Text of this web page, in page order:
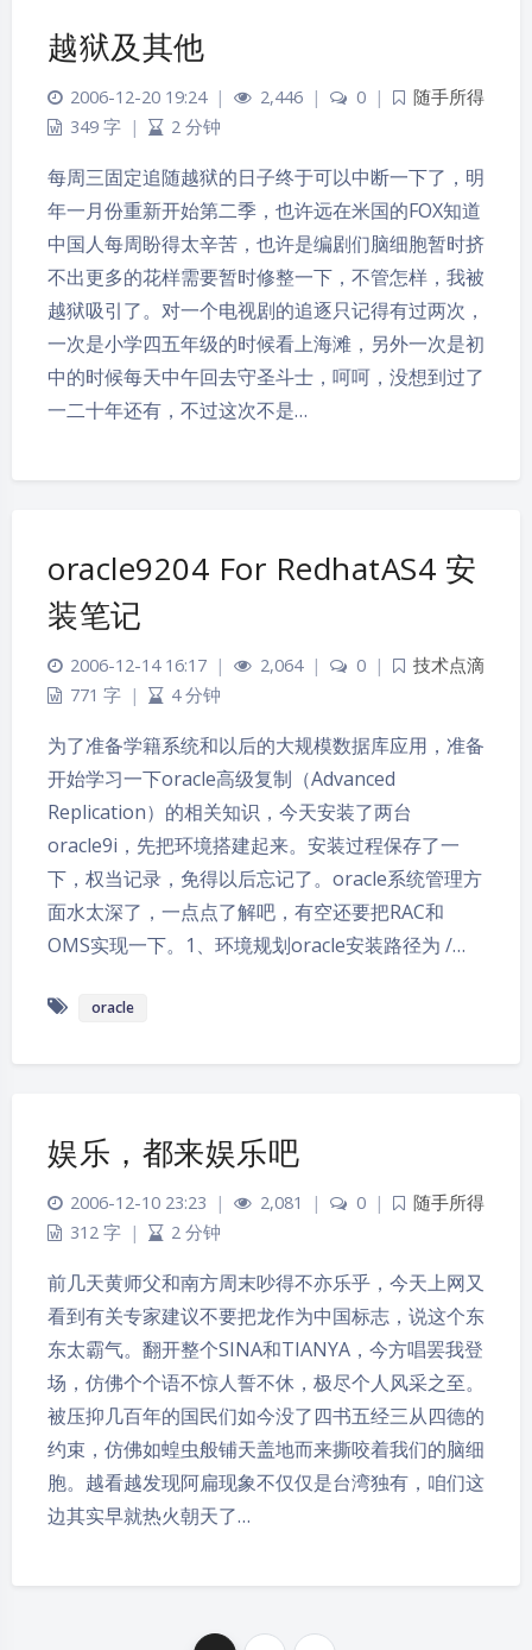
夜间模式
Sans Serif Serif
越狱及其他
2006-12-20 19:24 | 2,446 | 0 |
随手所得
349 字 | 2 分钟
每周三固定追随越狱的日子终于可以中断一下了，明
年一月份重新开始第二季，也许远在米国的FOX知道
中国人每周盼得太辛苦，也许是编剧们脑细胞暂时挤
不出更多的花样需要暂时修整一下，不管怎样，我被
越狱吸引了。对一个电视剧的追逐只记得有过两次，
一次是小学四五年级的时候看上海滩，另外一次是初
中的时候每天中午回去守圣斗士，呵呵，没想到过了
一二十年还有，不过这次不是…
oracle9204 For RedhatAS4 安
装笔记
2006-12-14 16:17 | 2,064 | 0 |
技术点滴
771 字 | 4 分钟
为了准备学籍系统和以后的大规模数据库应用，准备
开始学习一下oracle高级复制（Advanced
Replication）的相关知识，今天安装了两台
oracle9i，先把环境搭建起来。安装过程保存了一
下，权当记录，免得以后忘记了。oracle系统管理方
面水太深了，一点点了解吧，有空还要把RAC和
OMS实现一下。1、环境规划oracle安装路径为 /…
oracle
娱乐，都来娱乐吧
2006-12-10 23:23 | 2,081 | 0 |
随手所得
312 字 | 2 分钟
前几天黄师父和南方周末吵得不亦乐乎，今天上网又
看到有关专家建议不要把龙作为中国标志，说这个东
东太霸气。翻开整个SINA和TIANYA，今方唱罢我登
场，仿佛个个语不惊人誓不休，极尽个人风采之至。
被压抑几百年的国民们如今没了四书五经三从四德的
约束，仿佛如蝗虫般铺天盖地而来撕咬着我们的脑细
胞。越看越发现阿扁现象不仅仅是台湾独有，咱们这
边其实早就热火朝天了…